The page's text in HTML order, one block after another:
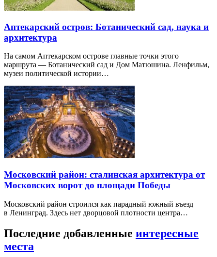
Аптекарский остров: Ботанический сад, наука и
архитектура
На самом Аптекарском острове главные точки этого
маршрута — Ботанический сад и Дом Матюшина. Ленфильм,
музеи политической истории…
Московский район: сталинская архитектура от
Московских ворот до площади Победы
Московский район строился как парадный южный въезд
в Ленинград. Здесь нет дворцовой плотности центра…
Последние добавленные интересные
места